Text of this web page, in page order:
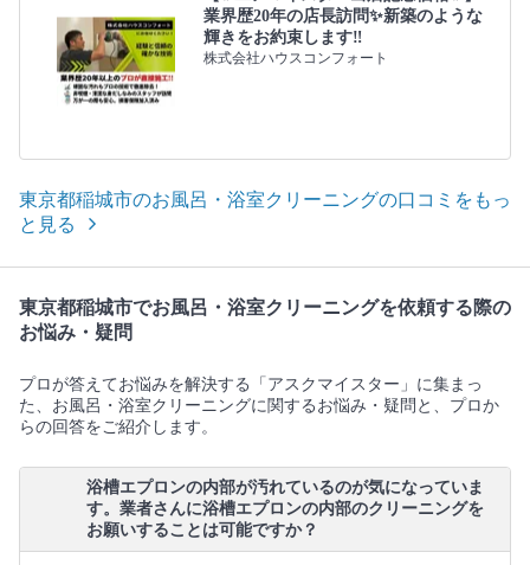
業界歴20年の店長訪問✨新築のような
輝きをお約束します‼️
株式会社ハウスコンフォート
東京都稲城市のお風呂・浴室クリーニングの口コミをもっ
と見る
東京都稲城市でお風呂・浴室クリーニングを依頼する際の
お悩み・疑問
プロが答えてお悩みを解決する「アスクマイスター」に集まっ
た、お風呂・浴室クリーニングに関するお悩み・疑問と、プロか
らの回答をご紹介します。
浴槽エプロンの内部が汚れているのが気になっていま
す。業者さんに浴槽エプロンの内部のクリーニングを
お願いすることは可能ですか？